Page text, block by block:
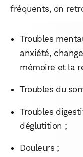
fréquents, on
Troubles
anxiété,
mémoire et la
Troubles du
Troubles
déglutition ;
Douleurs ;